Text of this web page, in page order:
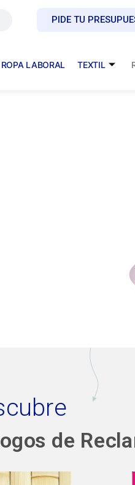
PIDE TU
ROPA LABORAL TEXTIL
de